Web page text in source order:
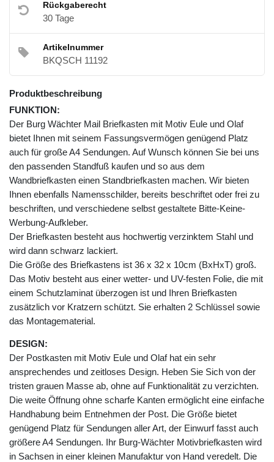
Rückgaberecht
30 Tage
Artikelnummer
BKQSCH 11192
Produktbeschreibung
FUNKTION:
Der Burg Wächter Mail Briefkasten mit Motiv Eule und Olaf
bietet Ihnen mit seinem Fassungsvermögen genügend Platz
auch für große A4 Sendungen. Auf Wunsch können Sie bei uns
den passenden Standfuß kaufen und so aus dem
Wandbriefkasten einen Standbriefkasten machen. Wir bieten
Ihnen ebenfalls Namensschilder, bereits beschriftet oder frei zu
beschriften, und verschiedene selbst gestaltete Bitte-Keine-
Werbung-Aufkleber.
Der Briefkasten besteht aus hochwertig verzinktem Stahl und
wird dann schwarz lackiert.
Die Größe des Briefkastens ist 36 x 32 x 10cm (BxHxT) groß.
Das Motiv besteht aus einer wetter- und UV-festen Folie, die mit
einem Schutzlaminat überzogen ist und Ihren Briefkasten
zusätzlich vor Kratzern schützt. Sie erhalten 2 Schlüssel sowie
das Montagematerial.
DESIGN:
Der Postkasten mit Motiv Eule und Olaf hat ein sehr
ansprechendes und zeitloses Design. Heben Sie Sich von der
tristen grauen Masse ab, ohne auf Funktionalität zu verzichten.
Die weite Öffnung ohne scharfe Kanten ermöglicht eine einfache
Handhabung beim Entnehmen der Post. Die Größe bietet
genügend Platz für Sendungen aller Art, der Einwurf fasst auch
größere A4 Sendungen. Ihr Burg-Wächter Motivbriefkasten wird
in Sachsen in einer kleinen Manufaktur von Hand veredelt. Die